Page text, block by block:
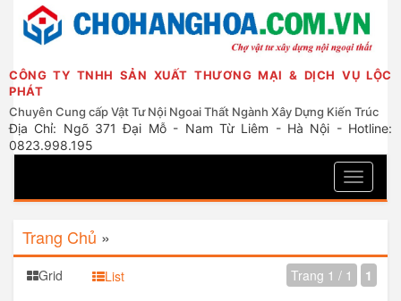
CÔNG TY TNHH SẢN XUẤT THƯƠNG MẠI & DỊCH VỤ LỘC
PHÁT
Chuyên Cung cấp Vật Tư Nội Ngoai Thất Ngành Xây Dựng Kiến Trúc
Địa Chỉ: Ngõ 371 Đại Mỗ - Nam Từ Liêm - Hà Nội - Hotline:
0823.998.195
Toggle
Trang Chủ »
Grid List Trang 1 / 1 1